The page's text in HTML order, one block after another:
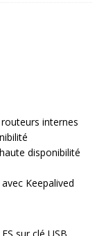
internes
disponibilité
Keepalived